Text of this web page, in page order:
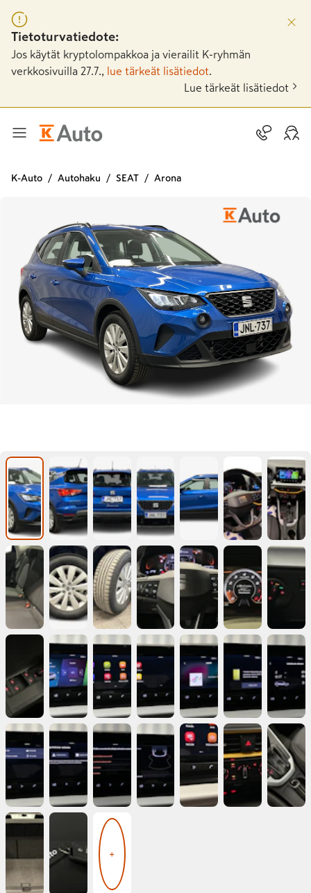
Tietoturvatiedote:
Jos käytät kryptolompakkoa ja vierailit K-ryhmän
verkkosivuilla 27.7.,
lue tärkeät lisätiedot
Lue tärkeät lisätiedot
K-Auto Autohaku SEAT Arona
+